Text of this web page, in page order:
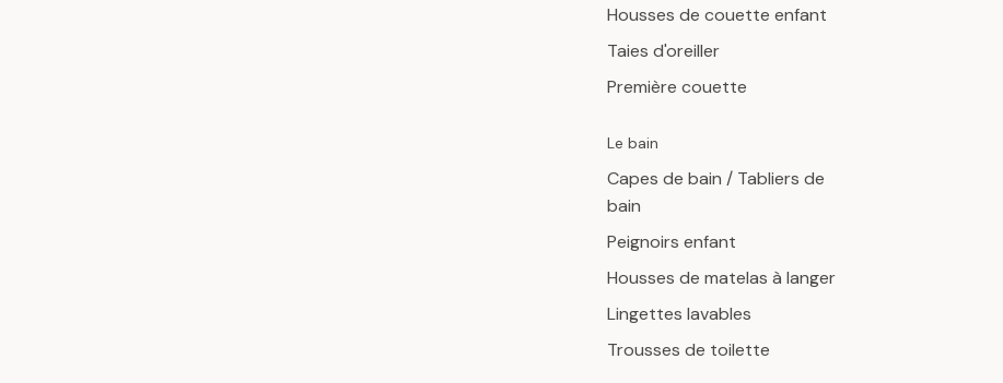
Housses de couette enfant
Taies d'oreiller
Première couette
Le bain
Capes de bain / Tabliers de
bain
Peignoirs enfant
Housses de matelas à langer
Lingettes lavables
Trousses de toilette